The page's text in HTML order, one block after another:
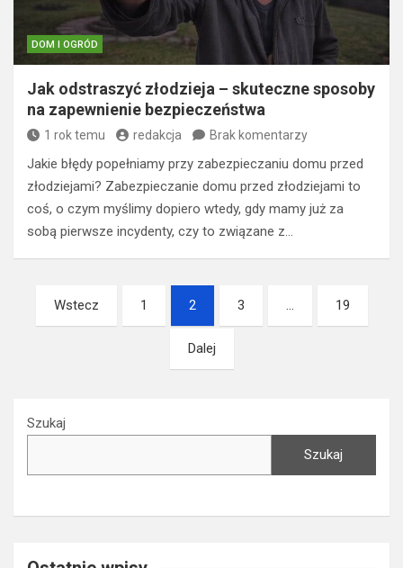
DOM I OGRÓD
Jak odstraszyć złodzieja – skuteczne sposoby
na zapewnienie bezpieczeństwa
1 rok temu redakcja Brak komentarzy
Jakie błędy popełniamy przy zabezpieczaniu domu przed
złodziejami? Zabezpieczanie domu przed złodziejami to
coś, o czym myślimy dopiero wtedy, gdy mamy już za
sobą pierwsze incydenty, czy to związane z…
Nawigacja
po
Wstecz 1 2 3 … 19
Dalej
Szukaj
Szukaj